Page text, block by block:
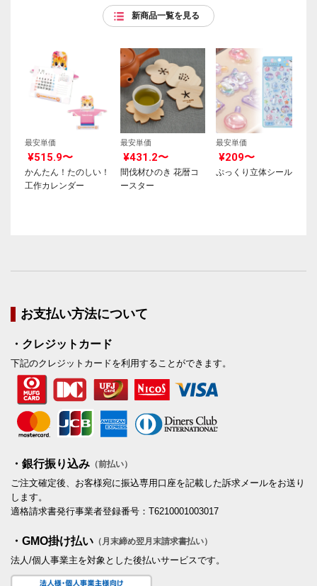
新商品一覧を見る
最安単価
¥515.9〜
かんたん！たのしい！
工作カレンダー
最安単価
¥431.2〜
間伐材ひのき 花暦コ
ースター
最安単価
¥209〜
ぷっくり立体シール
お支払い方法について
・クレジットカード
下記のクレジットカードを利用することができます。
・銀行振り込み （前払い）
ご注文確定後、お客様宛に振込専用口座を記載した訴求メールをお送り
します。
適格請求書発行事業者登録番号：T6210001003017
・GMO掛け払い （月末締め翌月末請求書払い）
法人/個人事業主を対象とした後払いサービスです。